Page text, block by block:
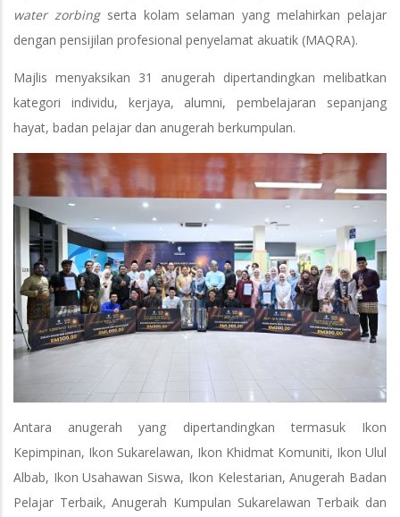
water zorbing serta kolam selaman yang melahirkan pelajar
dengan pensijilan profesional penyelamat akuatik (MAQRA).
Majlis menyaksikan 31 anugerah dipertandingkan melibatkan
kategori individu, kerjaya, alumni, pembelajaran sepanjang
hayat, badan pelajar dan anugerah berkumpulan.
Antara anugerah yang dipertandingkan termasuk Ikon
Kepimpinan, Ikon Sukarelawan, Ikon Khidmat Komuniti, Ikon Ulul
Albab, Ikon Usahawan Siswa, Ikon Kelestarian, Anugerah Badan
Pelajar Terbaik, Anugerah Kumpulan Sukarelawan Terbaik dan